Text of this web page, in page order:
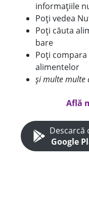
informațiile
Poți vedea
Poți căuta
bare
Poți
alimentelor
și multe multe
Află
Descarcă
Google